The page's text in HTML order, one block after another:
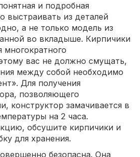
и подробная
выстраивать из деталей
а не только модель из
во вкладыше. Кирпичики
многократного
вас не должно смущать,
между собой необходимо
Для получения
позволяющего
конструктор замачивается в
на 2 часа.
обсушите кирпичики и
для хранения.
безопасна. Она